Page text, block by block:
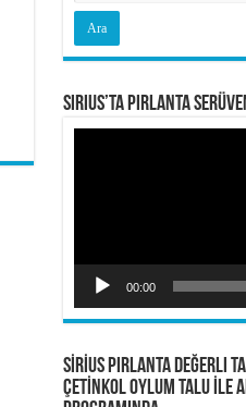
Sirius’ta Pırlanta
00:00
SİRİUS PIRLANTA Değerli
ÇETİNKOL OYLUM TALU İLE